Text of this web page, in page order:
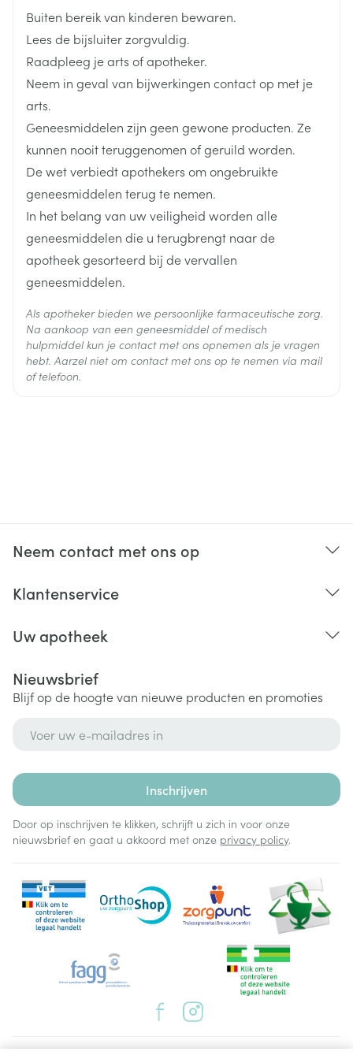
telaprevir), antibiotica (zoals erytromycine,
claritromycine, telitromycine) of nefazodon, gebruikt
voor behandeling van depressie (zie rubriek 2
'Neemt u nog andere geneesmiddelen in')
u neemt gemfibrozil (een geneesmiddel voor
verlaging van cholesterol)
u neemt ciclosporine (een geneesmiddel dat vaak
wordt gebruikt bij patiënten die een
orgaantransplantatie hebben ondergaan)
u neemt danazol (een synthetisch hormoon gebruikt
voor behandeling van endometriose)
Lengte
Diepte 66 mm
Ingrediënten
simvastatine
Behoud Kamertemperatuur (15°C - 25°C)
Buiten bereik van kinderen bewaren.
Lees de bijsluiter zorgvuldig.
Raadpleeg je arts of apotheker.
Neem in geval van bijwerkingen contact op met je
arts.
Geneesmiddelen zijn geen gewone producten. Ze
kunnen nooit teruggenomen of geruild worden.
De wet verbiedt apothekers om ongebruikte
geneesmiddelen terug te nemen.
In het belang van uw veiligheid worden alle
geneesmiddelen die u terugbrengt naar de
apotheek gesorteerd bij de vervallen
geneesmiddelen.
Als apotheker bieden we persoonlijke farmaceutische zorg.
Na aankoop van een geneesmiddel of medisch
hulpmiddel kun je contact met ons opnemen als je vragen
hebt. Aarzel niet om contact met ons op te nemen via mail
of telefoon.
Neem contact met ons op
Klantenservice
Uw apotheek
Nieuwsbrief
Blijf op de hoogte van nieuwe producten en promoties
Inschrijven
Door op inschrijven te klikken, schrijft u zich in voor onze
nieuwsbrief en gaat u akkoord met onze privacy policy.
Juridische links